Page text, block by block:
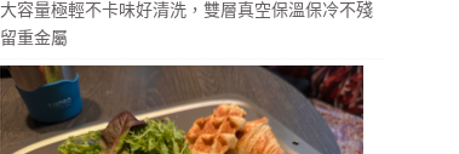
大容量極輕不卡味好清洗，雙層真空保溫保冷不殘
留重金屬